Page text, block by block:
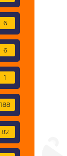
6
6
1
188
82